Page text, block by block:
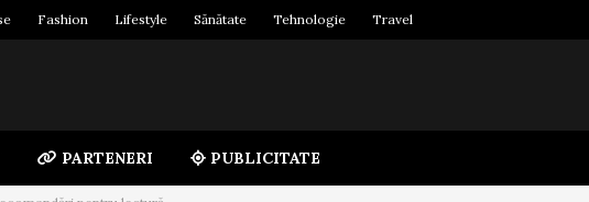
Fashion Lifestyle Sănătate Tehnologie Travel
PARTENERI PUBLICITATE